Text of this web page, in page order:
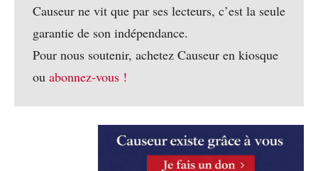
Causeur ne vit que par ses lecteurs, c’est la seule
garantie de son indépendance.
Pour nous soutenir, achetez Causeur en kiosque
ou abonnez-vous !